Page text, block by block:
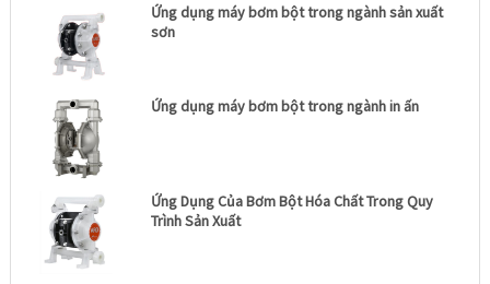
Ứng dụng máy bơm bột trong ngành sản xuất
sơn
Ứng dụng máy bơm bột trong ngành in ấn
Ứng Dụng Của Bơm Bột Hóa Chất Trong Quy
Trình Sản Xuất